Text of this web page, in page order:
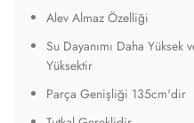
Alev Almaz Özelliği
Su Dayanımı Daha Yüksek
Yüksektir
Parça Genişliği 135cm'dir